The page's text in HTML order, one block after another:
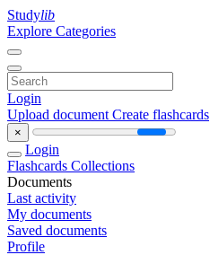
Studylib
Explore Categories
Login
Upload document Create flashcards
×
Login
Flashcards Collections
Documents
Last activity
My documents
Saved documents
Profile